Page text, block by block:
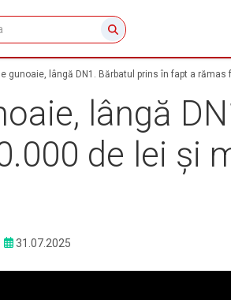
gunoaie, lângă DN1. Bărbatul prins în fapt a
lângă
de lei și
31.07.2025